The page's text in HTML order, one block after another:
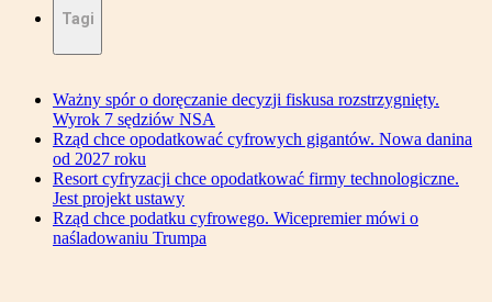
Tagi
Ważny spór o doręczanie decyzji fiskusa rozstrzygnięty.
Wyrok 7 sędziów NSA
Rząd chce opodatkować cyfrowych gigantów. Nowa danina
od 2027 roku
Resort cyfryzacji chce opodatkować firmy technologiczne.
Jest projekt ustawy
Rząd chce podatku cyfrowego. Wicepremier mówi o
naśladowaniu Trumpa